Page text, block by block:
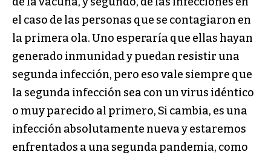
el caso de las personas que se contagiaron en
la primera ola. Uno esperaría que ellas hayan
generado inmunidad y puedan resistir una
segunda infección, pero eso vale siempre que
la segunda infección sea con un virus idéntico
o muy parecido al primero, Si cambia, es una
infección absolutamente nueva y estaremos
enfrentados a una segunda pandemia, como